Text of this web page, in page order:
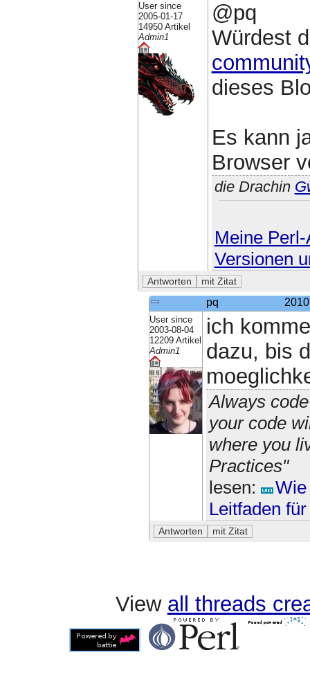
User since
2005-01-17
14950 Artikel
Admin1
@pq
Würdest
dieses
Es kann
Browser
die Drachin
Meine
Versionen
pq
User since
2003-08-04
12209 Artikel
Admin1
ich
dazu, bis
Always
your code
where you
Practices"
lesen:
Leitfaden
View all threads